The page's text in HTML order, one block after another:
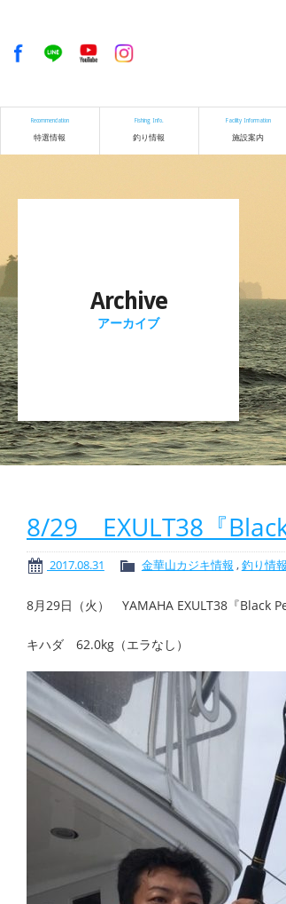
Recommendation
特選情報
Fishing Info.
釣り情報
Facility Information
施設案内
Archive
アーカイブ
8/29 EXULT38『
2017.08.31 金華山カジキ情報 ,釣り情報
8月29日（火） YAMAHA EXULT38『Black
キハダ 62.0kg（エラなし）